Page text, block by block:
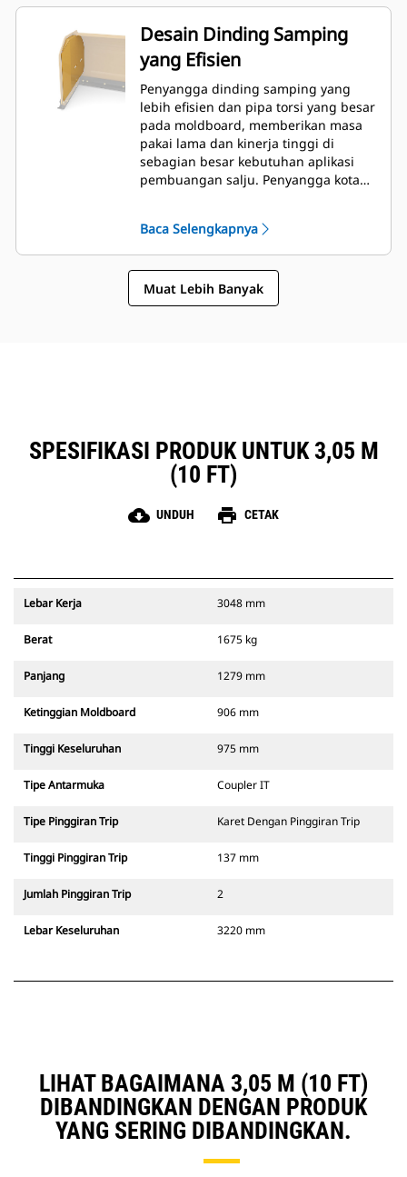
Desain Dinding Samping
yang Efisien
Penyangga dinding samping yang
lebih efisien dan pipa torsi yang besar
pada moldboard, memberikan masa
pakai lama dan kinerja tinggi di
sebagian besar kebutuhan aplikasi
pembuangan salju. Penyangga kotak
di papan cetak selain memberikan
topangan yang sempurna pada
bagian dorong luar.
Baca Selengkapnya
Muat Lebih Banyak
SPESIFIKASI PRODUK UNTUK 3,05 M
(10 FT)
cloud_download UNDUH print CETAK
Lebar Kerja 3048 mm
Berat 1675 kg
Panjang 1279 mm
Ketinggian Moldboard 906 mm
Tinggi Keseluruhan 975 mm
Tipe Antarmuka Coupler IT
Tipe Pinggiran Trip Karet Dengan Pinggiran Trip
Tinggi Pinggiran Trip 137 mm
Jumlah Pinggiran Trip 2
Lebar Keseluruhan 3220 mm
LIHAT BAGAIMANA 3,05 M (10 FT)
DIBANDINGKAN DENGAN PRODUK
YANG SERING DIBANDINGKAN.